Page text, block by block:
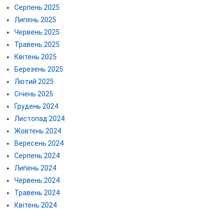
Серпень 2025
Липень 2025
Червень 2025
Травень 2025
Квітень 2025
Березень 2025
Лютий 2025
Січень 2025
Грудень 2024
Листопад 2024
Жовтень 2024
Вересень 2024
Серпень 2024
Липень 2024
Червень 2024
Травень 2024
Квітень 2024